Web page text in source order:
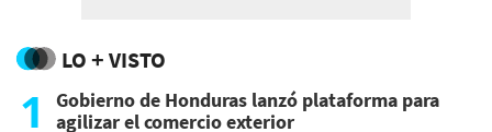
LO + VISTO
1
Gobierno de Honduras lanzó plataforma para
agilizar el comercio exterior